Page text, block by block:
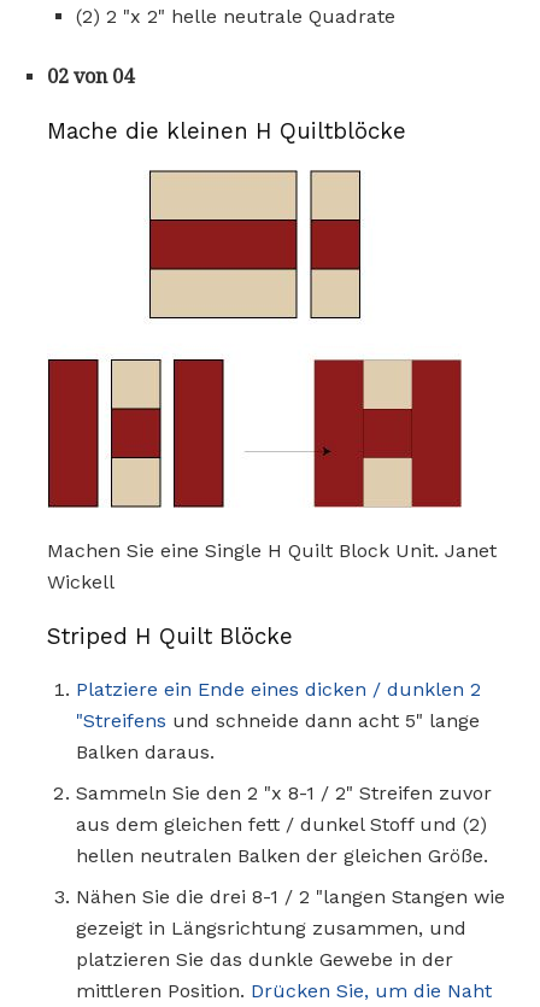
(2) 2 "x 2" helle neutrale Quadrate
02 von 04
Mache die kleinen H Quiltblöcke
Machen Sie eine Single H Quilt Block Unit. Janet
Wickell
Striped H Quilt Blöcke
Platziere ein Ende eines dicken / dunklen 2
"Streifens und schneide dann acht 5" lange
Balken daraus.
Sammeln Sie den 2 "x 8-1 / 2" Streifen zuvor
aus dem gleichen fett / dunkel Stoff und (2)
hellen neutralen Balken der gleichen Größe.
Nähen Sie die drei 8-1 / 2 "langen Stangen wie
gezeigt in Längsrichtung zusammen, und
platzieren Sie das dunkle Gewebe in der
mittleren Position. Drücken Sie, um die Naht